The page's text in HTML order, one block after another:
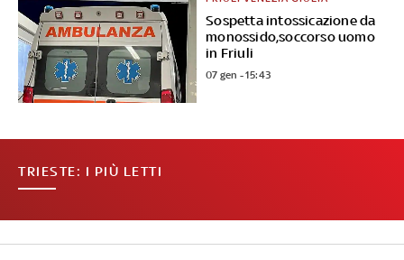
Sospetta intossicazione da
monossido,soccorso uomo
in Friuli
07 gen - 15:43
TRIESTE: I PIÙ LETTI